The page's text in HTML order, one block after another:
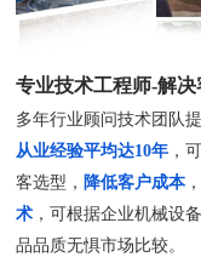
专业技术工程师-解
多年行业顾问技术团队
从业经验平均达10年 ，
客选型， 降低客户成本
术 ，可根据企业机械设
品品质无惧市场比较。